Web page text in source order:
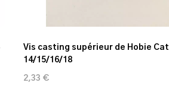
Vis casting supérieur de Hobie Cat
14/15/16/18
2,33 €